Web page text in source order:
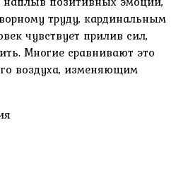
труду, кардинальным
чувствует прилив сил,
Многие сравнивают это
воздуха, изменяющим